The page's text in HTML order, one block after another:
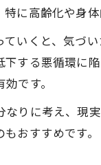
に高齢化や身
いくと、気づ
する悪循環に
です。
なりに考え、
おすすめです。